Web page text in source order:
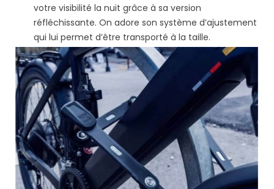
votre visibilité la nuit grâce à sa version
réfléchissante. On adore son système d’ajustement
qui lui permet d’être transporté à la taille.